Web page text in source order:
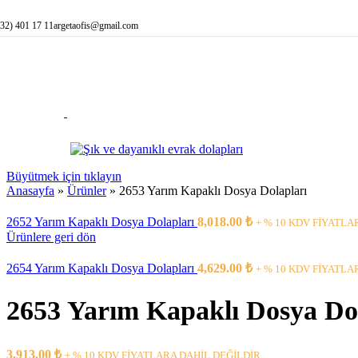
401 17 11argetaofis@gmail.com
İç L
Ahşap
Klasik
Ön Vitrin /
Küre Ayaklı
Büyütmek için tıklayın
Anasayfa » Ürünler» 2653 Yarım Kapaklı Dosya Dolapları
2652 Yarım Kapaklı Dosya Dolapları 8,018.00 ₺ + % 10 KDV
Ürünlere geri dön
2654 Yarım Kapaklı Dosya Dolapları 4,629.00 ₺ + % 10 KDV
2653 Yarım Kapaklı Dosya
3,913.00 ₺ + % 10 KDV FİYATLARA DAHİL DEĞİLDİR..